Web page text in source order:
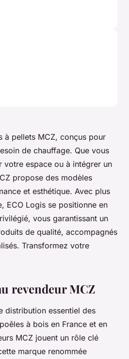
à pellets MCZ, conçus pour
de chauffage. Que vous
votre espace ou à intégrer un
propose des modèles
et esthétique. Avec plus
ECO Logis se positionne en
vous garantissant un
de qualité, accompagnés
Transformez votre
revendeur MCZ
distribution essentiel des
à bois en France et en
MCZ jouent un rôle clé
marque renommée